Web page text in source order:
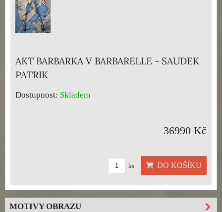
AKT BARBARKA V BARBARELLE - SAUDEK
PATRIK
Dostupnost: Skladem
36990 Kč
ks DO KOŠÍKU
MOTIVY OBRAZU